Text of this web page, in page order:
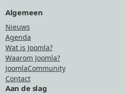
Algemeen
Nieuws
Agenda
Wat is Joomla?
Waarom Joomla?
JoomlaCommunity
Contact
Aan de slag